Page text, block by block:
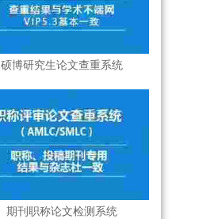
硕博研究生论文查重系统
期刊职称论文检测系统